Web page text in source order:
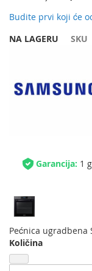
Budite prvi koji će
NA LAGERU
SKU
Garancija: 1
Pećnica ugradbena
Količina